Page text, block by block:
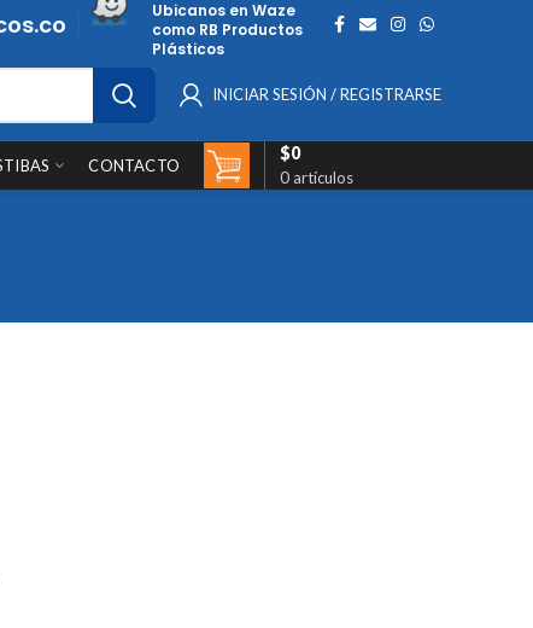
Ubicanos en Waze
como RB Productos
Plásticos
INICIAR SESIÓN / REGISTRARSE
CONTACTO
0 artículos
$0